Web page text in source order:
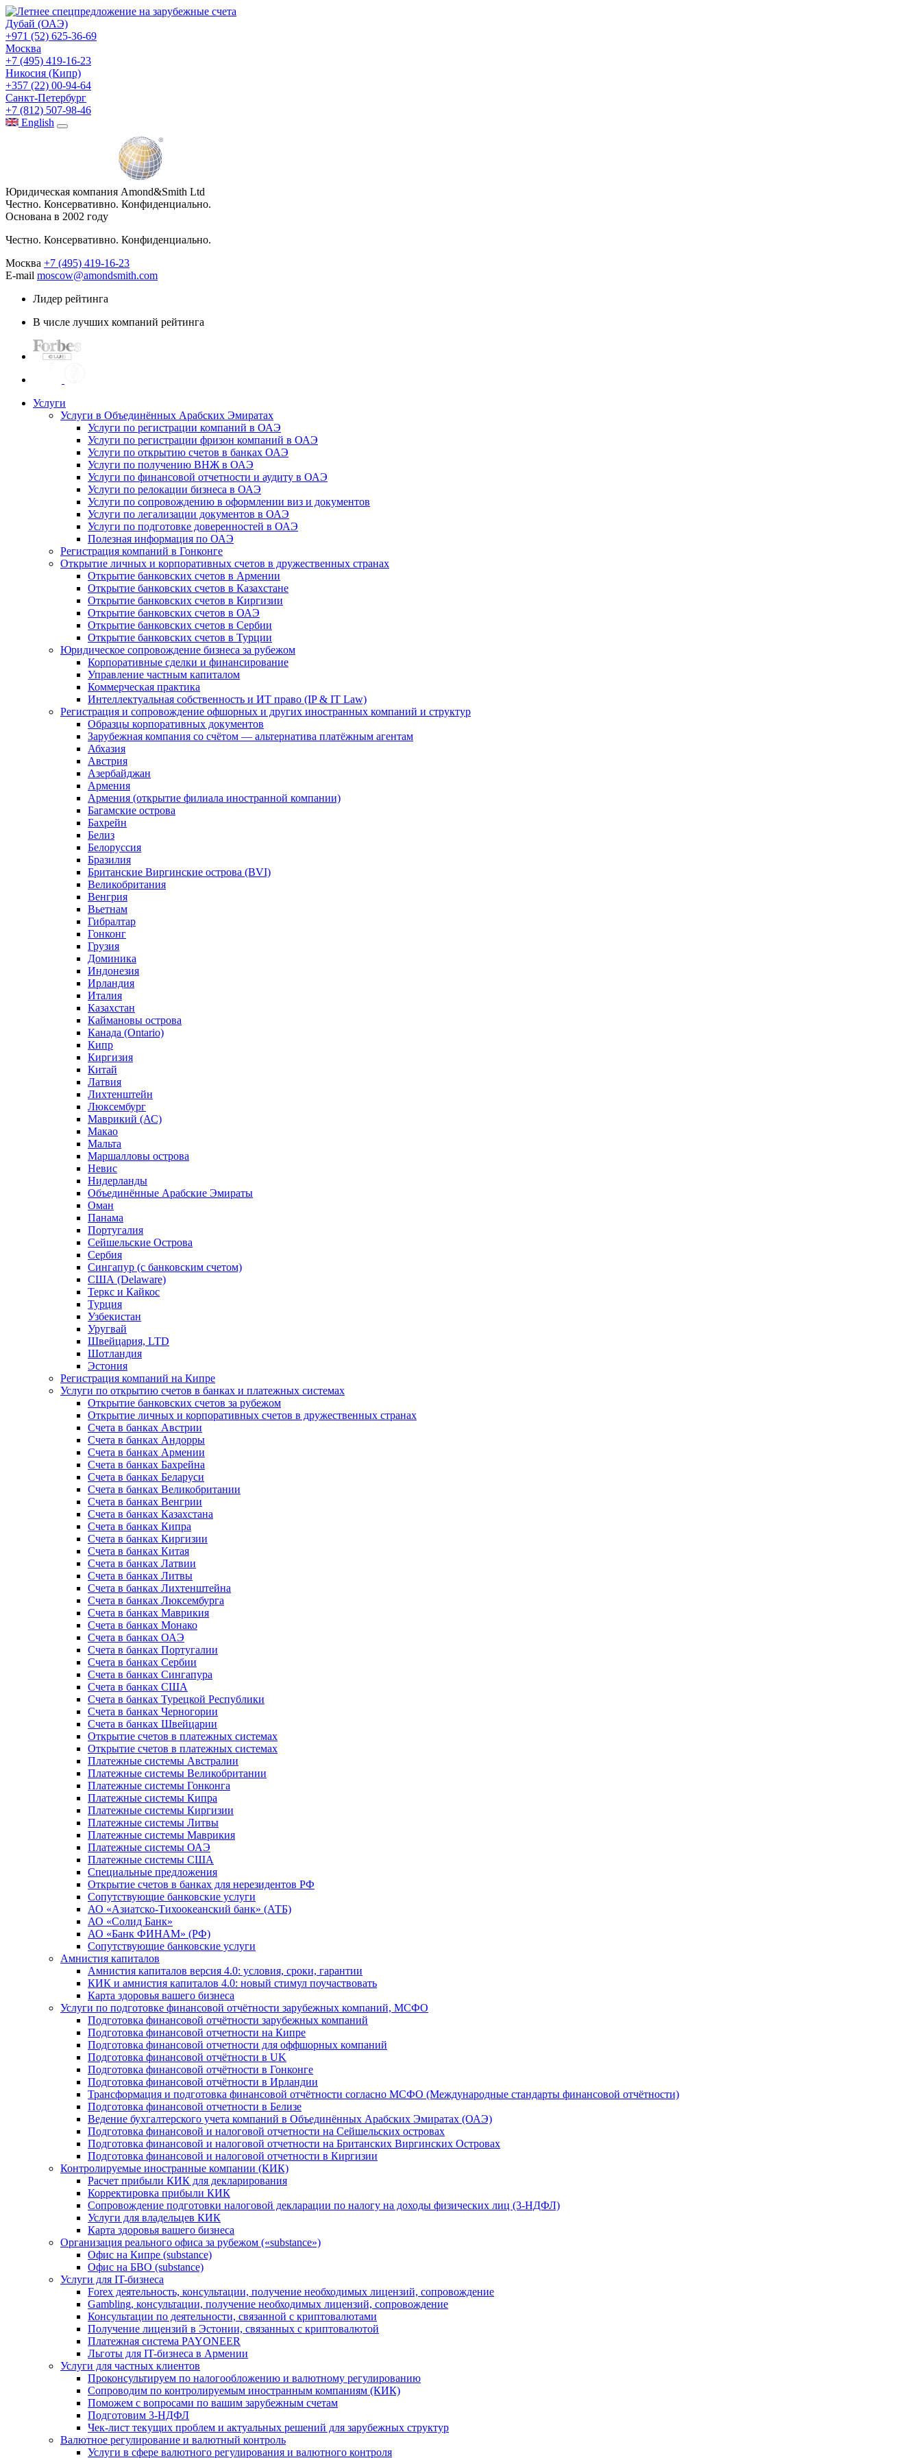
Дубай (ОАЭ)
+971 (52) 625-36-69
Москва
+7 (495) 419-16-23
Никосия (Кипр)
+357 (22) 00-94-64
Санкт-Петербург
+7 (812) 507-98-46
English
Юридическая компания Amond&Smith Ltd
Честно. Консервативно. Конфиденциально.
Основана в 2002 году
Честно. Консервативно. Конфиденциально.
Москва +7 (495) 419-16-23
E-mail moscow@amondsmith.com
Лидер рейтинга
В числе лучших компаний рейтинга
Услуги
Услуги в Объединённых Арабских Эмиратах
Услуги по регистрации компаний в ОАЭ
Услуги по регистрации фризон компаний в ОАЭ
Услуги по открытию счетов в банках ОАЭ
Услуги по получению ВНЖ в ОАЭ
Услуги по финансовой отчетности и аудиту в ОАЭ
Услуги по релокации бизнеса в ОАЭ
Услуги по сопровождению в оформлении виз и документов
Услуги по легализации документов в ОАЭ
Услуги по подготовке доверенностей в ОАЭ
Полезная информация по ОАЭ
Регистрация компаний в Гонконге
Открытие личных и корпоративных счетов в дружественных странах
Открытие банковских счетов в Армении
Открытие банковских счетов в Казахстане
Открытие банковских счетов в Киргизии
Открытие банковских счетов в ОАЭ
Открытие банковских счетов в Сербии
Открытие банковских счетов в Турции
Юридическое сопровождение бизнеса за рубежом
Корпоративные сделки и финансирование
Управление частным капиталом
Коммерческая практика
Интеллектуальная собственность и ИТ право (IP & IT Law)
Регистрация и сопровождение офшорных и других иностранных компаний и структур
Образцы корпоративных документов
Зарубежная компания со счётом — альтернатива платёжным агентам
Абхазия
Австрия
Азербайджан
Армения
Армения (открытие филиала иностранной компании)
Багамские острова
Бахрейн
Белиз
Белоруссия
Бразилия
Британские Виргинские острова (BVI)
Великобритания
Венгрия
Вьетнам
Гибралтар
Гонконг
Грузия
Доминика
Индонезия
Ирландия
Италия
Казахстан
Каймановы острова
Канада (Ontario)
Кипр
Киргизия
Китай
Латвия
Лихтенштейн
Люксембург
Маврикий (АС)
Макао
Мальта
Маршалловы острова
Нeвис
Нидерланды
Объединённые Арабские Эмираты
Оман
Панама
Португалия
Сейшельские Острова
Сербия
Сингапур (c банковским счетом)
США (Delaware)
Теркс и Кайкос
Турция
Узбекистан
Уругвай
Швейцария, LTD
Шотландия
Эстония
Регистрация компаний на Кипре
Услуги по открытию счетов в банках и платежных системах
Открытие банковских счетов за рубежом
Открытие личных и корпоративных счетов в дружественных странах
Счета в банках Австрии
Счета в банках Андорры
Счета в банках Армении
Счета в банках Бахрейна
Счета в банках Беларуси
Счета в банках Великобритании
Счета в банках Венгрии
Счета в банках Казахстана
Счета в банках Кипра
Счета в банках Киргизии
Счета в банках Китая
Счета в банках Латвии
Счета в банках Литвы
Счета в банках Лихтенштейна
Счета в банках Люксембурга
Счета в банках Маврикия
Счета в банках Монако
Счета в банках ОАЭ
Счета в банках Португалии
Счета в банках Сербии
Счета в банках Сингапура
Счета в банках США
Счета в банках Турецкой Республики
Счета в банках Черногории
Счета в банках Швейцарии
Открытие счетов в платежных системах
Открытие счетов в платежных системах
Платежные системы Австралии
Платежные системы Великобритании
Платежные системы Гонконга
Платежные системы Кипра
Платежные системы Киргизии
Платежные системы Литвы
Платежные системы Маврикия
Платежные системы ОАЭ
Платежные системы США
Специальные предложения
Открытие счетов в банках для нерезидентов РФ
Сопутствующие банковские услуги
АО «Азиатско-Тихоокеанский банк» (АТБ)
АО «Солид Банк»
АО «Банк ФИНАМ» (РФ)
Сопутствующие банковские услуги
Амнистия капиталов
Амнистия капиталов версия 4.0: условия, сроки, гарантии
КИК и амнистия капиталов 4.0: новый стимул поучаствовать
Карта здоровья вашего бизнеса
Услуги по подготовке финансовой отчётности зарубежных компаний, МСФО
Подготовка финансовой отчётности зарубежных компаний
Подготовка финансовой отчетности на Кипре
Подготовка финансовой отчетности для оффшорных компаний
Подготовка финансовой отчётности в UK
Подготовка финансовой отчётности в Гонконге
Подготовка финансовой отчётности в Ирландии
Трансформация и подготовка финансовой отчётности согласно МСФО (Международные стандарты финансовой отчётности)
Подготовка финансовой отчетности в Белизе
Ведение бухгалтерского учета компаний в Объединённых Арабских Эмиратах (ОАЭ)
Подготовка финансовой и налоговой отчетности на Сейшельских островах
Подготовка финансовой и налоговой отчетности на Британских Виргинских Островах
Подготовка финансовой и налоговой отчетности в Киргизии
Контролируемые иностранные компании (КИК)
Расчет прибыли КИК для декларирования
Корректировка прибыли КИК
Сопровождение подготовки налоговой декларации по налогу на доходы физических лиц (3-НДФЛ)
Услуги для владельцев КИК
Карта здоровья вашего бизнеса
Организация реального офиса за рубежом («substance»)
Офис на Кипре (substance)
Офис на БВО (substance)
Услуги для IT-бизнеса
Forex деятельность, консультации, получение необходимых лицензий, сопровождение
Gambling, консультации, получение необходимых лицензий, сопровождение
Консультации по деятельности, связанной с криптовалютами
Получение лицензий в Эстонии, связанных с криптовалютой
Платежная система PAYONEER
Льготы для IT-бизнеса в Армении
Услуги для частных клиентов
Проконсультируем по налогообложению и валютному регулированию
Сопроводим по контролируемым иностранным компаниям (КИК)
Поможем с вопросами по вашим зарубежным счетам
Подготовим 3-НДФЛ
Чек-лист текущих проблем и актуальных решений для зарубежных структур
Валютное регулирование и валютный контроль
Услуги в сфере валютного регулирования и валютного контроля